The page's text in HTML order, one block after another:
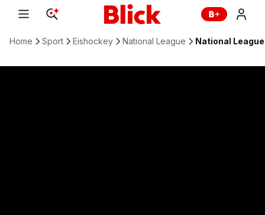
Home Sport Eishockey National League National